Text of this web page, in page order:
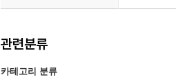
관련분류
카테고리 분류